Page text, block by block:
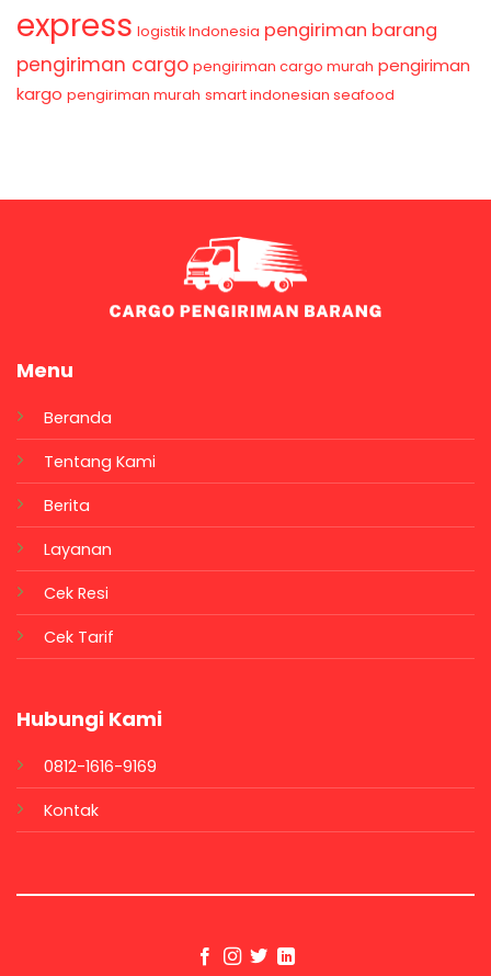
express logistik Indonesia pengiriman barang
pengiriman cargo pengiriman cargo murah pengiriman
kargo pengiriman murah smart indonesian seafood
Menu
Beranda
Tentang Kami
Berita
Layanan
Cek Resi
Cek Tarif
Hubungi Kami
0812-1616-9169
Kontak